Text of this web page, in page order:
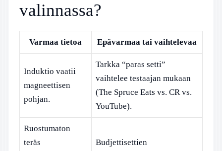
valinnassa?
Varmaa tietoa Epävarmaa tai vaihtelevaa
Induktio vaatii
magneettisen
pohjan.
Tarkka “paras setti”
vaihtelee testaajan mukaan
(The Spruce Eats vs. CR vs.
YouTube).
Ruostumaton
teräs
Budjettisettien